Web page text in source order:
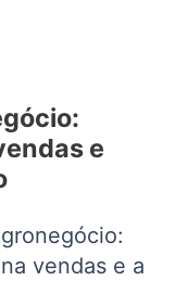
e
vendas e a